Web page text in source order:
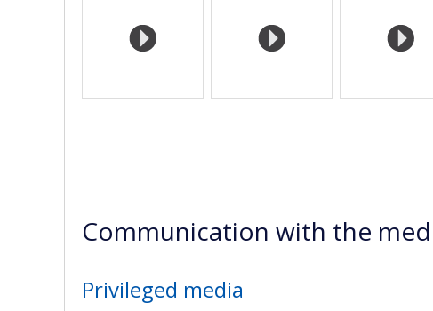
Communication with the
Privileged media